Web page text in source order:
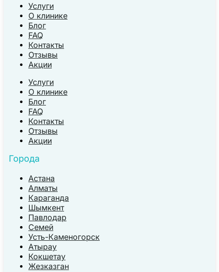
Услуги
О клинике
Блог
FAQ
Контакты
Отзывы
Акции
Услуги
О клинике
Блог
FAQ
Контакты
Отзывы
Акции
Города
Астана
Алматы
Караганда
Шымкент
Павлодар
Семей
Усть-Каменогорск
Атырау
Кокшетау
Жезказган